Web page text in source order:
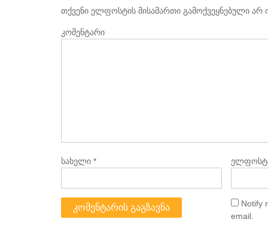
თქვენი ელფოსტის მისამართი გამოქვეყნებული არ
კომენტარი
სახელი *
Notify
email.